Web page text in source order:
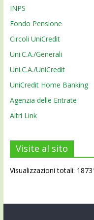
INPS
Fondo Pensione
Circoli UniCredit
Uni.C.A./Generali
Uni.C.A./UniCredit
UniCredit Home Banking
Agenzia delle Entrate
Altri Link
Visite al sito
Visualizzazioni totali: